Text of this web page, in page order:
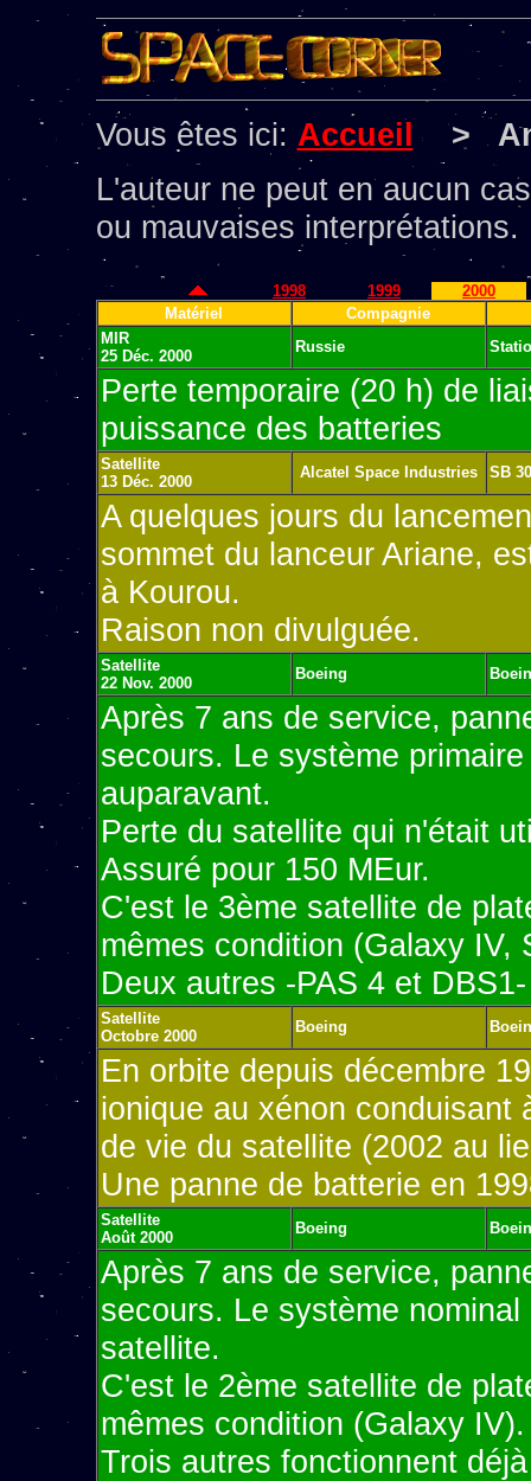
Vous êtes ici: Accueil >
L'auteur ne peut en aucun
ou mauvaises interprétations.
1998 1999
2000
Matériel
Compagnie
MIR
25 Déc. 2000
Russie
Perte temporaire (20 h) de
puissance des batteries
Satellite
13 Déc. 2000
Alcatel Space Industries SB
A quelques jours du
sommet du lanceur Ariane,
à Kourou.
Raison non divulguée.
Satellite
22 Nov. 2000
Boeing
Après 7 ans de service,
secours. Le système
auparavant.
Perte du satellite qui n'était
Assuré pour 150 MEur.
C'est le 3ème satellite de
mêmes condition (Galaxy
Deux autres -PAS 4 et
Satellite
Octobre 2000
Boeing
En orbite depuis décembre
ionique au xénon conduisant
de vie du satellite (2002 au
Une panne de batterie en
Satellite
Août 2000
Boeing
Après 7 ans de service,
secours. Le système
satellite.
C'est le 2ème satellite de
mêmes condition (Galaxy
Trois autres fonctionnent